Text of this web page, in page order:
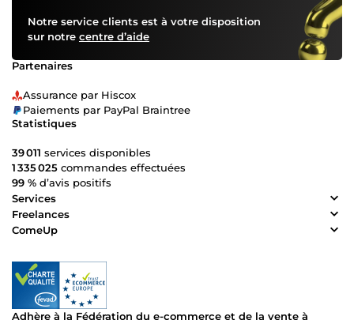
Notre service clients est à votre disposition
sur notre centre d’aide
Partenaires
Assurance par Hiscox
Paiements par PayPal Braintree
Statistiques
39 011 services disponibles
1 335 025 commandes effectuées
99 % d’avis positifs
Services
Freelances
ComeUp
Adhère à la Fédération du e-commerce et de la vente à